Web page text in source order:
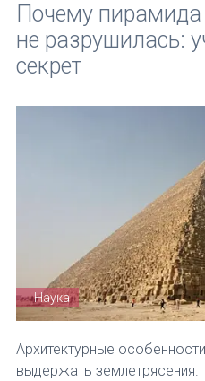
Почему пирамида
не разрушилась:
секрет
Наука
Архитектурные
выдержать землетрясения.